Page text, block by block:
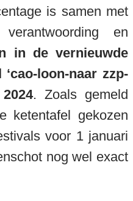
is samen met
en
in de vernieuwde
loon-naar zzp-
. Zoals gemeld
ketentafel gekozen
voor 1 januari
nog wel exact